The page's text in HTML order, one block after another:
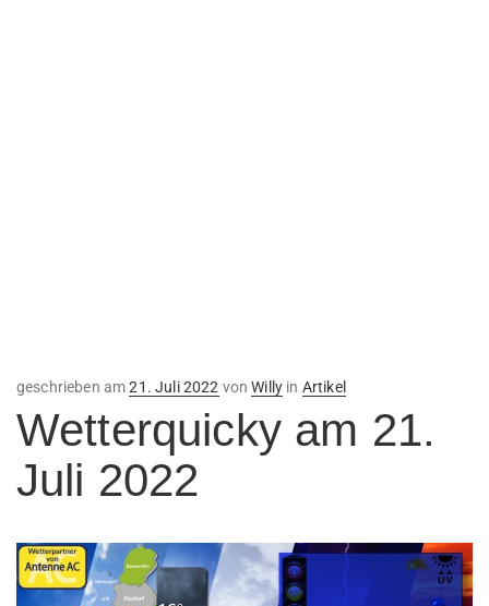
geschrieben amVeröffentlicht
21. Juli 2022 vonWilly in Artikel
Wetterquicky am 21.
Juli 2022